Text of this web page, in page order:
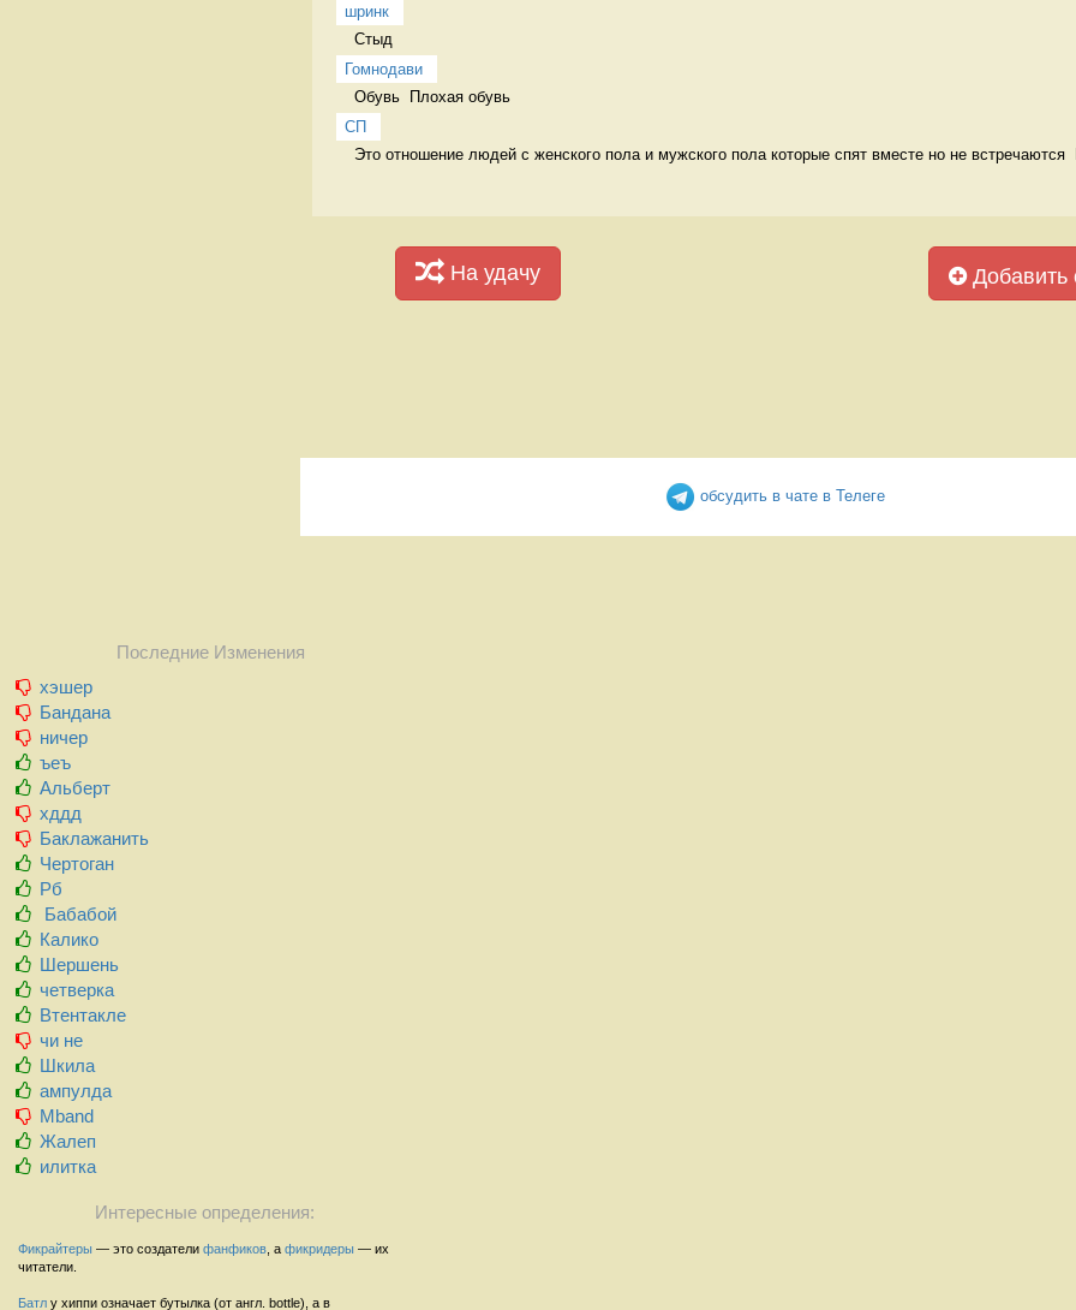
шринк
Стыд
Гомнодави
Обувь  Плохая обувь
СП
Это отношение людей с женского пола и мужского пола которые спят вместе но не встречаются
На удачу Добавить
обсудить в чате в Телеге
Последние Изменения
хэшер
Бандана
ничер
ъеъ
Альберт
хддд
Баклажанить
Чертоган
Рб
Бабабой
Калико
Шершень
четверка
Втентакле
чи не
Шкила
ампулда
Mband
Жалеп
илитка
Интересные определения:
Фикрайтеры — это создатели фанфиков , а фикридеры — их
читатели.
Батл у хиппи означает бутылка (от англ. bottle), а в